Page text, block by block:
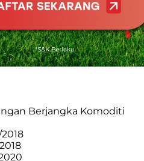
Berjangka Komoditi